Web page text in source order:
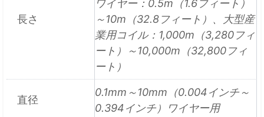
長さ
ワイヤー：0.5m（1.6フィート）
～10m（32.8フィート）、大型産
業用コイル：1,000m（3,280フィ
ート）～10,000m（32,800フィ
ート）
直径
0.1mm～10mm（0.004インチ～
0.394インチ）ワイヤー用